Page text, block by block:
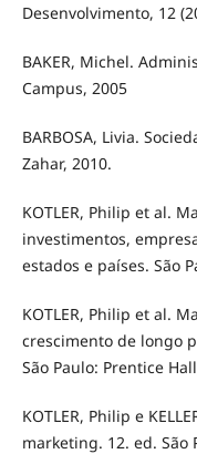
Desenvolvimento, 12
BAKER, Michel.
Campus, 2005
BARBOSA, Livia.
Zahar, 2010.
KOTLER, Philip et al.
investimentos,
estados e países. São
KOTLER, Philip et al.
crescimento de longo
São Paulo: Prentice
KOTLER, Philip e
marketing. 12. ed. São